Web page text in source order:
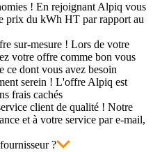
! En rejoignant Alpiq vous
prix du kWh HT par rapport au
sur-mesure ! Lors de votre
votre offre comme bon vous
ce dont vous avez besoin
serein ! L'offre Alpiq est
frais cachés
client de qualité ! Notre
et à votre service par e-mail,
?